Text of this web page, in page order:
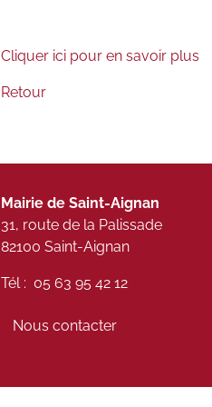
Cliquer ici pour en savoir plus
Retour
Mairie de Saint-Aignan
31, route de la Palissade
82100 Saint-Aignan
Tél : 05 63 95 42 12
Nous contacter